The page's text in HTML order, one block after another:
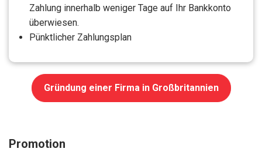
Zahlung innerhalb weniger Tage auf Ihr Bankkonto
überwiesen.
Pünktlicher Zahlungsplan
Gründung einer Firma in Großbritannien
Promotion